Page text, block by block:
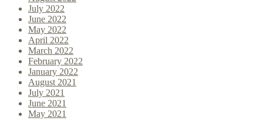
July 2022
June 2022
May 2022
April 2022
March 2022
February 2022
January 2022
August 2021
July 2021
June 2021
May 2021